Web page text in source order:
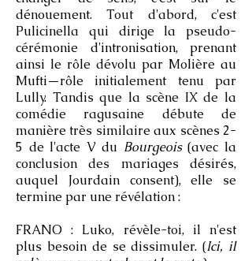
dénouement. Tout d'abord, c'est
Pulicinella qui dirige la pseudo-
cérémonie d'intronisation, prenant
ainsi le rôle dévolu par Molière au
Mufti—rôle initialement tenu par
Lully. Tandis que la scène IX de la
comédie ragusaine débute de
manière très similaire aux scènes 2-
5 de l'acte V du Bourgeois(avec la
conclusion des mariages désirés,
auquel Jourdain consent), elle se
termine par une révélation :
FRANO : Luko, révèle-toi, il n'est
plus besoin de se dissimuler. (Ici, il